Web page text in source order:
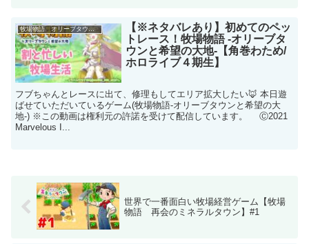
牧場物語 オリーブタウンと希望の大地
【※ネタバレあり】初めてのペッ
トレース！牧場物語 -オリーブタ
ウンと希望の大地-【角巻わため/
ホロライブ４期生】
フブちゃんとレースに出て、修理もしてエリア拡大したい🦊 本日遊
ばせていただいているゲーム(牧場物語-オリーブタウンと希望の大
地-) ※この動画は権利元の許諾を受けて配信しています。 Ⓒ2021
Marvelous I...
世界で一番面白い牧場経営ゲーム【牧場
物語 再会のミネラルタウン】#1